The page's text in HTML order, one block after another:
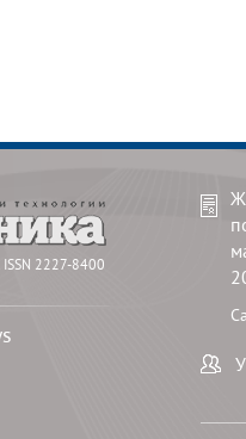
ISSN 2227-8400